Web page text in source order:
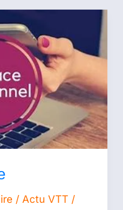
/ Actu VTT/